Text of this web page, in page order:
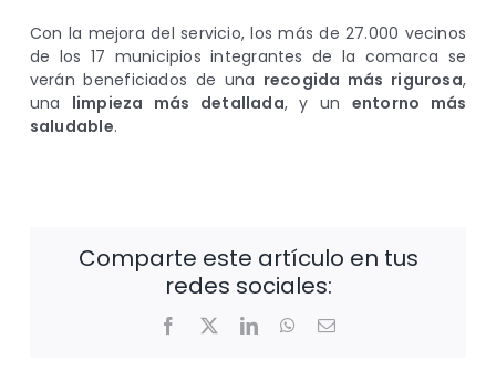
Con la mejora del servicio, los más de 27.000 vecinos
de los 17 municipios integrantes de la comarca se
verán beneficiados de una recogida más rigurosa,
una limpieza más detallada, y un entorno más
saludable.
Comparte este artículo en tus
redes sociales:
Facebook
X LinkedInWhatsApp
Correo